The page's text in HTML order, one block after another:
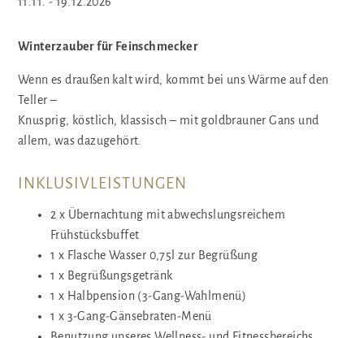
Winterzauber für Feinschmecker
Wenn es draußen kalt wird, kommt bei uns Wärme auf den
Teller –
Knusprig, köstlich, klassisch – mit goldbrauner Gans und
allem, was dazugehört.
INKLUSIVLEISTUNGEN
2 x Übernachtung mit abwechslungsreichem
Frühstücksbuffet
1 x Flasche Wasser 0,75l zur Begrüßung
1 x Begrüßungsgetränk
1 x Halbpension (3-Gang-Wahlmenü)
1 x 3-Gang-Gänsebraten-Menü